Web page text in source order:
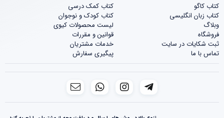
کتاب کاگو
کتاب‌‌ کمک درسی
کتاب زبان انگلیسی
کتاب کودک و نوجوان
وبلاگ
لیست محصولات کیوی
فروشگاه
قوانین و مقررات
ثبت شکایات در سایت
خدمات مشتریان
تماس با ما
پیگیری سفارش